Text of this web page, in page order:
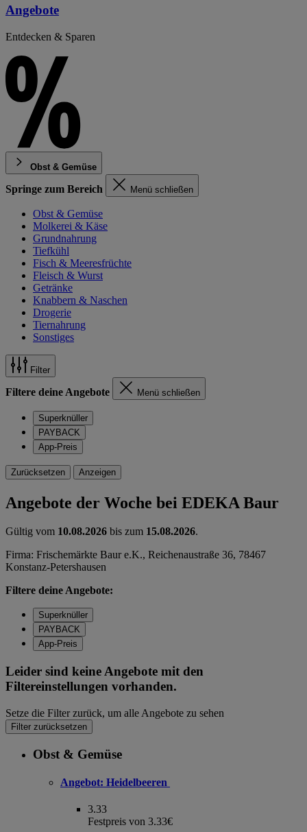
Angebote
Entdecken & Sparen
Obst & Gemüse
Springe zum Bereich Menü schließen
Obst & Gemüse
Molkerei & Käse
Grundnahrung
Tiefkühl
Fisch & Meeresfrüchte
Fleisch & Wurst
Getränke
Knabbern & Naschen
Drogerie
Tiernahrung
Sonstiges
Filter
Filtere deine Angebote Menü schließen
Superknüller
PAYBACK
App-Preis
Zurücksetzen Anzeigen
Angebote der Woche bei EDEKA Baur
Gültig vom 10.08.2026 bis zum 15.08.2026.
Firma: Frischemärkte Baur e.K., Reichenaustraße 36, 78467
Konstanz-Petershausen
Filtere deine Angebote:
Superknüller
PAYBACK
App-Preis
Leider sind keine Angebote mit den
Filtereinstellungen vorhanden.
Setze die Filter zurück, um alle Angebote zu sehen
Filter zurücksetzen
Obst & Gemüse
Angebot: Heidelbeeren
3.33
Festpreis von 3.33€